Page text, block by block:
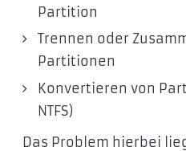
Partition
Trennen oder
Partitionen
Konvertieren von
NTFS)
Das Problem hierbei